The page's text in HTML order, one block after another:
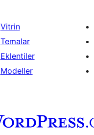
Vitrin
Temalar
Eklentiler
Modeller